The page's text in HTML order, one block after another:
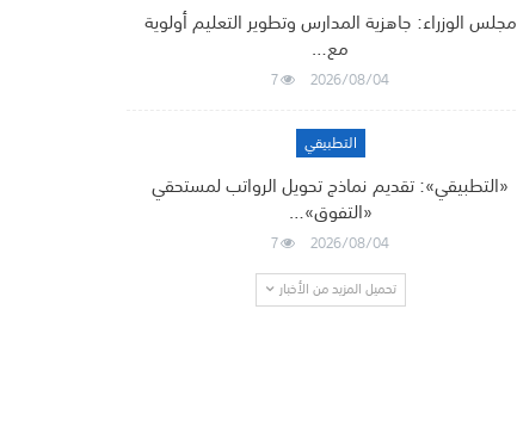
مجلس الوزراء: جاهزية المدارس وتطوير التعليم أولوية
مع…
2026/08/04
7
التطبيقي
«التطبيقي»: تقديم نماذج تحويل الرواتب لمستحقي
«التفوق»…
2026/08/04
7
تحميل المزيد من الأخبار